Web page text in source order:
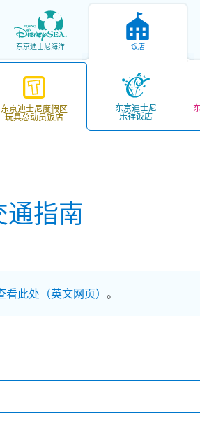
东京迪士尼海洋 饭店
东京迪士尼度假区
玩具总动员饭店
东京迪士尼
乐祥饭店
通指南
看此处（英文网页） 。